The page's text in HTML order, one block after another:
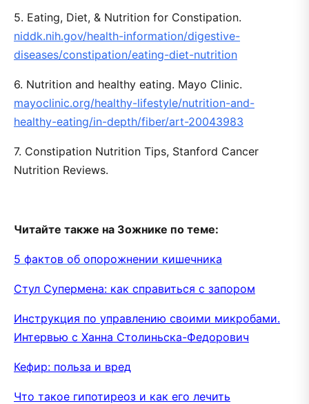
5. Eating, Diet, & Nutrition for Constipation.
niddk.nih.gov/health-information/digestive-
diseases/constipation/eating-diet-nutrition
6. Nutrition and healthy eating. Mayo Clinic.
mayoclinic.org/healthy-lifestyle/nutrition-and-
healthy-eating/in-depth/fiber/art-20043983
7. Constipation Nutrition Tips, Stanford Cancer
Nutrition Reviews.
Читайте также на Зожнике по теме:
5 фактов об опорожнении кишечника
Стул Супермена: как справиться с запором
Инструкция по управлению своими микробами.
Интервью с Ханна Столиньска-Федорович
Кефир: польза и вред
Что такое гипотиреоз и как его лечить